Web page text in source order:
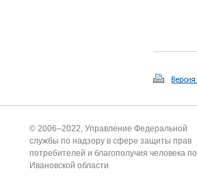
© 2006–2022, Управление Федеральной
службы по надзору в сфере защиты прав
потребителей и благополучия человека по
Ивановской области